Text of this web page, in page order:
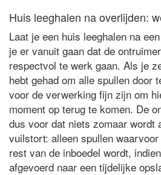
Huis leeghalen na overlijden:
Laat je een huis leeghalen na
je er vanuit gaan dat de
respectvol te werk gaan. Als je
hebt gehad om alle spullen door
voor de verwerking fijn zijn om
moment op terug te komen. De
dus voor dat niets zomaar wordt
vuilstort: alleen spullen
rest van de inboedel wordt,
afgevoerd naar een tijdelijke